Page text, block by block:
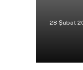
28 Şubat